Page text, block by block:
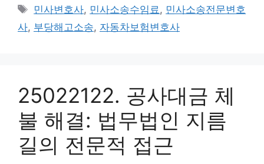
Tags
민사변호사, 민사소송수임료 , 민사소송전문변호
사, 부당해고소송, 자동차보험변호사
25022122. 공사대금 체
불 해결: 법무법인 지름
길의 전문적 접근